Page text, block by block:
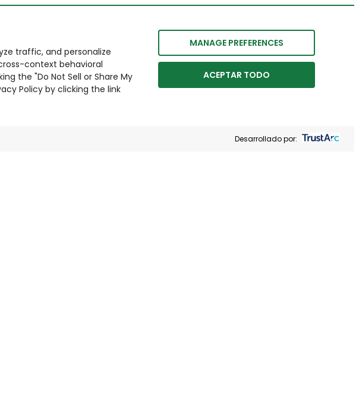
traffic, and personalize
context behavioral
the "Do Not Sell or Share My
Policy by clicking the link
MANAGE PREFERENCES
ACEPTAR TODO
Desarrollado por: